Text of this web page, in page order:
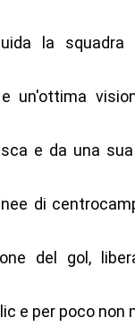
la
un'ottima
e da una
di
del gol,
e per poco non